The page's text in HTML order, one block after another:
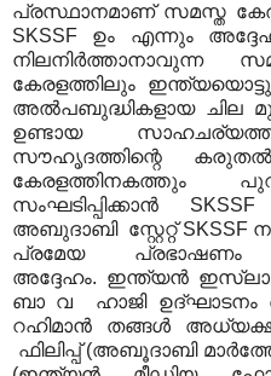
പ്രസ്ഥാനമാണ് സമസ്ത
SKSSF ഉം എന്നും
നിലനിര്‍ത്താനാവുന്ന
കേരളത്തിലും
അല്‍പബുദ്ധികളായ ചില
ഉണ്ടായ
സൗഹൃദത്തിന്റെ
കേരളത്തിനകത്തും
സംഘടിപ്പിക്കാന്‍
അബുദാബി ‍ സ്റ്റേറ്റ്
പ്രമേയ പ്രഭാഷണം
അദ്ദേഹം. ഇന്ത്യന്‍
ബാ വ ഹാജി
റഹിമാന്‍ തങ്ങള്‍
ഫിലിപ്പ് (അബൂദാബി